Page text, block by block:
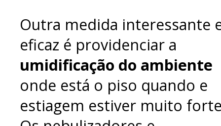
Outra medida interessante
eficaz é providenciar a
umidificação do ambiente
onde está o piso quando e
estiagem estiver muito